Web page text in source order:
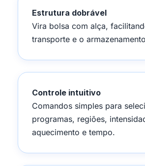
Estrutura dobrável
Vira bolsa com alça,
transporte e o
Controle intuitivo
Comandos simples para
programas, regiões,
aquecimento e tempo.